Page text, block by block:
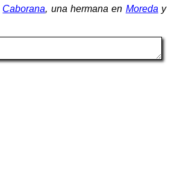
Caborana, una hermana en Moreda y